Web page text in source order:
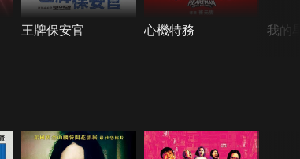
王牌保安官 心機特務 我的